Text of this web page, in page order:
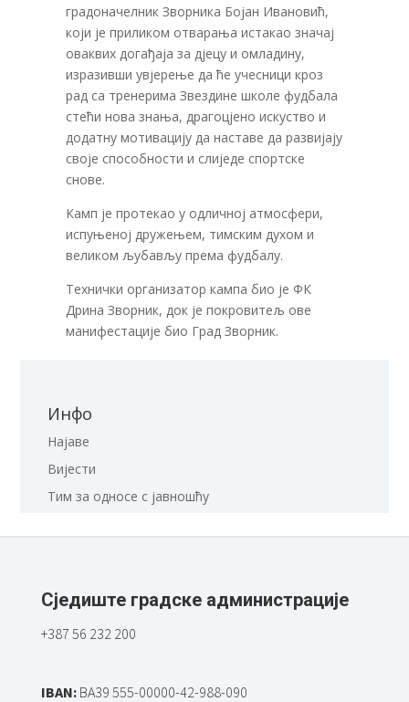
градоначелник Зворника Бојан Ивановић,
који је приликом отварања истакао значај
оваквих догађаја за дјецу и омладину,
изразивши увјерење да ће учесници кроз
рад са тренерима Звездине школе фудбала
стећи нова знања, драгоцјено искуство и
додатну мотивацију да наставе да развијају
своје способности и слиједе спортске
снове.
Камп је протекао у одличној атмосфери,
испуњеној дружењем, тимским духом и
великом љубављу према фудбалу.
Технички организатор кампа био је ФК
Дрина Зворник, док је покровитељ ове
манифестације био Град Зворник.
Инфо
Најаве
Вијести
Тим за односе с јавношћу
Сједиште градске администрације
+387 56 232 200
IBAN:BA39 555-00000-42-988-090